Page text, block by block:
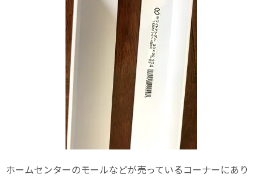
ホームセンターのモールなどが売っているコーナーにあり